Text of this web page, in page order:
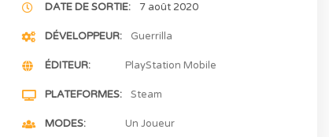
DATE DE SORTIE 7 août 2020
DÉVELOPPEUR Guerrilla
ÉDITEUR PlayStation Mobile
PLATEFORMES Steam
MODES Un Joueur